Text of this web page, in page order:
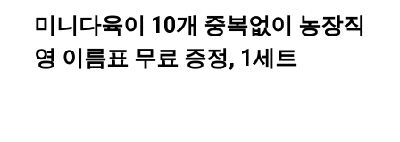
미니다육이 10개 중복없이 농장직
영 이름표 무료 증정, 1세트